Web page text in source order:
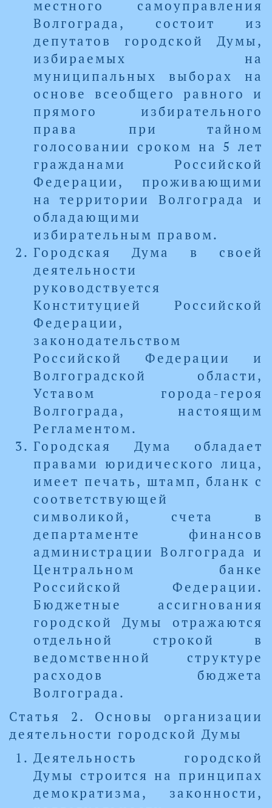
местного самоуправления
Волгограда, состоит из
депутатов городской Думы,
избираемых на
муниципальных выборах на
основе всеобщего равного и
прямого избирательного
права при тайном
голосовании сроком на 5 лет
гражданами Российской
Федерации, проживающими
на территории Волгограда и
обладающими
избирательным правом.
Городская Дума в своей
деятельности
руководствуется
Конституцией Российской
Федерации,
законодательством
Российской Федерации и
Волгоградской области,
Уставом города-героя
Волгограда, настоящим
Регламентом.
Городская Дума обладает
правами юридического лица,
имеет печать, штамп, бланк с
соответствующей
символикой, счета в
департаменте финансов
администрации Волгограда и
Центральном банке
Российской Федерации.
Бюджетные ассигнования
городской Думы отражаются
отдельной строкой в
ведомственной структуре
расходов бюджета
Волгограда.
Статья 2. Основы организации
деятельности городской Думы
Деятельность городской
Думы строится на принципах
демократизма, законности,